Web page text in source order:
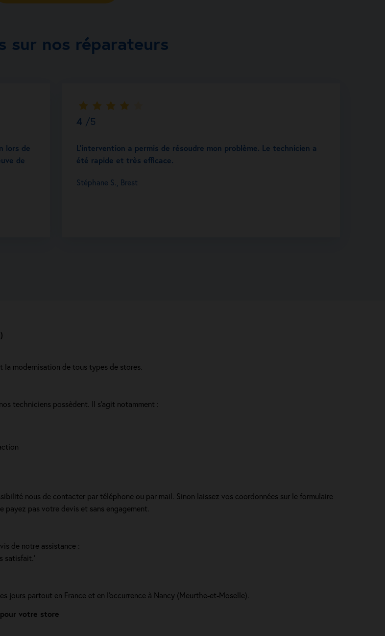
la modernisation de tous types de stores.
techniciens possèdent. Il s'agit notamment :
nous de contacter par téléphone ou par mail. Sinon laissez vos coordonnées sur le formulaire
payez pas votre devis et sans engagement.
de notre assistance :
satisfait.'
jours partout en France et en l'occurrence à Nancy (Meurthe-et-Moselle).
votre store
sur nos réparateurs
lors de
de
4 /5
L’intervention a permis de résoudre mon problème. Le technicien a
été rapide et très efficace.
Stéphane S., Brest